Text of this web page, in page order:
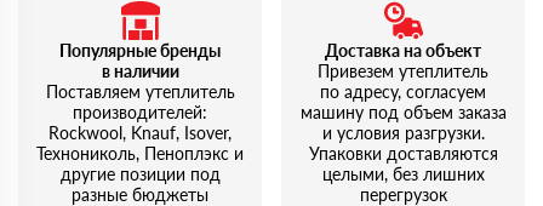
Популярные бренды
в наличии
Поставляем утеплитель
производителей:
Rockwool, Knauf, Isover,
Технониколь, Пеноплэкс и
другие позиции под
разные бюджеты
Доставка на объект
Привезем утеплитель
по адресу, согласуем
машину под объем заказа
и условия разгрузки.
Упаковки доставляются
целыми, без лишних
перегрузок